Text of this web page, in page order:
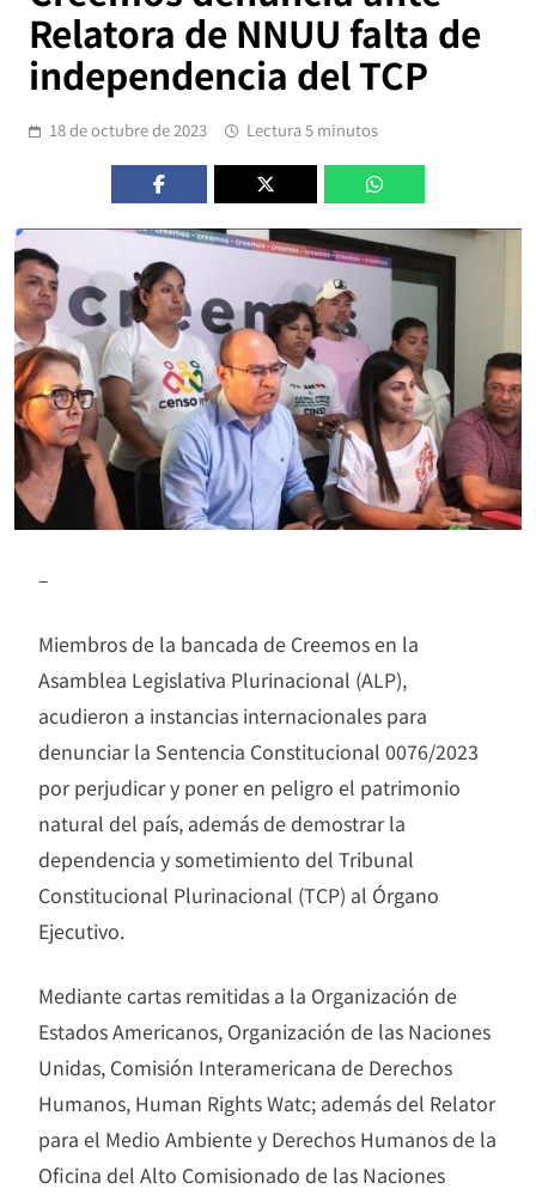
Relatora de NNUU falta de
independencia del TCP
18 de octubre de 2023 Lectura 5 minutos
–
Miembros de la bancada de Creemos en la
Asamblea Legislativa Plurinacional (ALP),
acudieron a instancias internacionales para
denunciar la Sentencia Constitucional 0076/2023
por perjudicar y poner en peligro el patrimonio
natural del país, además de demostrar la
dependencia y sometimiento del Tribunal
Constitucional Plurinacional (TCP) al Órgano
Ejecutivo.
Mediante cartas remitidas a la Organización de
Estados Americanos, Organización de las Naciones
Unidas, Comisión Interamericana de Derechos
Humanos, Human Rights Watc; además del Relator
para el Medio Ambiente y Derechos Humanos de la
Oficina del Alto Comisionado de las Naciones